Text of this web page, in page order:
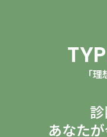
「
あなた